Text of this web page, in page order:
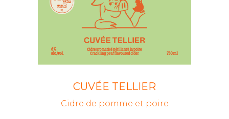
CUVÉE TELLIER
Cidre de pomme et poire